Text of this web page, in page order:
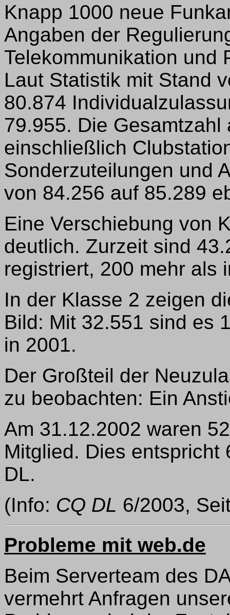
Knapp 1000 neue
Angaben der
Telekommunikation und
Laut Statistik mit Stand
80.874
79.955. Die
einschließlich
Sonderzuteilungen und
von 84.256 auf 85.289
Eine Verschiebung von
deutlich. Zurzeit sind
registriert, 200 mehr als
In der Klasse 2 zeigen
Bild: Mit 32.551 sind es
in 2001.
Der Großteil der
zu beobachten: Ein
Am 31.12.2002 waren
Mitglied. Dies entspricht
DL.
(Info: CQ DL 6/2003,
Probleme mit web.de
Beim Serverteam des
vermehrt Anfragen